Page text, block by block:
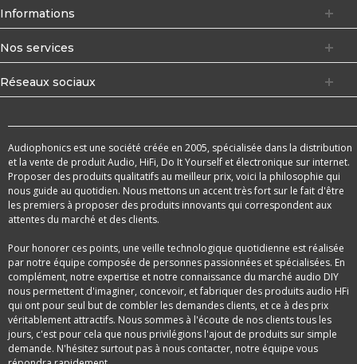
Informations
Nos services
Réseaux sociaux
Audiophonics est une société créée en 2005, spécialisée dans la distribution
et la vente de produit Audio, HiFi, Do It Yourself et électronique sur internet.
Proposer des produits qualitatifs au meilleur prix, voici la philosophie qui
nous guide au quotidien. Nous mettons un accent très fort sur le fait d'être
les premiers à proposer des produits innovants qui correspondent aux
attentes du marché et des clients.
Pour honorer ces points, une veille technologique quotidienne est réalisée
par notre équipe composée de personnes passionnées et spécialisées. En
complément, notre expertise et notre connaissance du marché audio DIY
nous permettent d'imaginer, concevoir, et fabriquer des produits audio HFi
qui ont pour seul but de combler les demandes clients, et ce à des prix
véritablement attractifs. Nous sommes à l'écoute de nos clients tous les
jours, c'est pour cela que nous privilégions l'ajout de produits sur simple
demande. N'hésitez surtout pas à nous contacter, notre équipe vous